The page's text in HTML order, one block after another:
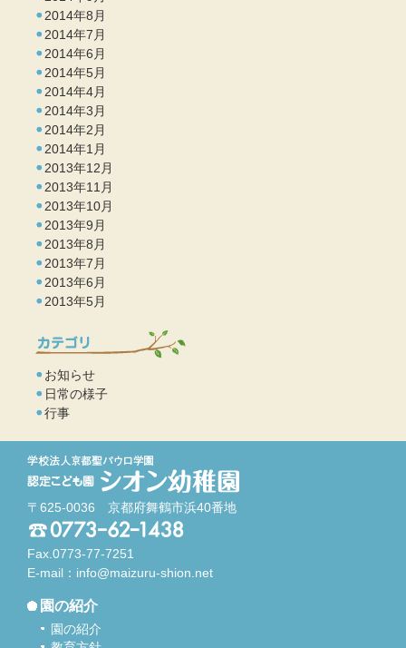
2014年8月
2014年7月
2014年6月
2014年5月
2014年4月
2014年3月
2014年2月
2014年1月
2013年12月
2013年11月
2013年10月
2013年9月
2013年8月
2013年7月
2013年6月
2013年5月
お知らせ
日常の様子
行事
〒625-0036 京都府舞鶴市浜40番地
Fax.0773-77-7251
E-mail： info@maizuru-shion.net
園の紹介
園の紹介